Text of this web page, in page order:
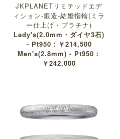
JKPLANETリミテッドエデ
ィション-鍛造-結婚指輪(ミラ
ー仕上げ・プラチナ)
Lady's(2.0mm・ダイヤ3石)
- Pt950：￥214,500
Men's(2.8mm) - Pt950：
￥242,000